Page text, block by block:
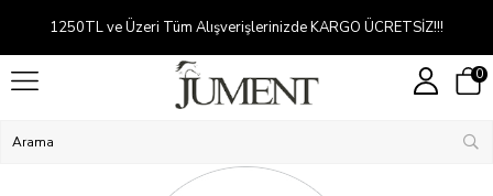
1250TL ve Üzeri Tüm Alışverişlerinizde KARGO ÜCRETSİZ!!!
0